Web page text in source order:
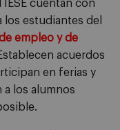
IESE cuentan con
los estudiantes del
empleo y de
acuerdos
en ferias y
los alumnos